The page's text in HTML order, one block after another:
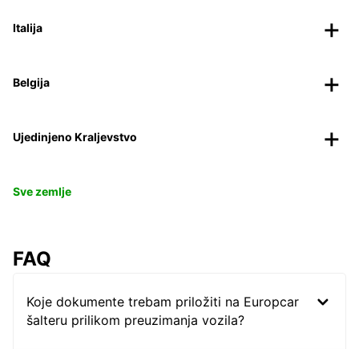
Italija
Belgija
Ujedinjeno Kraljevstvo
Sve zemlje
FAQ
Koje dokumente trebam priložiti na Europcar
šalteru prilikom preuzimanja vozila?